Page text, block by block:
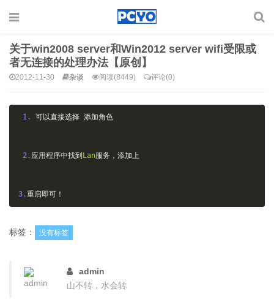
关于win2008 server和Win2012 server wifi受限或
者无连接的处理办法【原创】
2012-11-30 杂谈 阅读(8449) 评论(0)
1. 可以直接选择 添加角色
2.应用程序中找到 Lan服务，添加上
3.重启即可！
标签： 没有标签
admin
山不转，水会转